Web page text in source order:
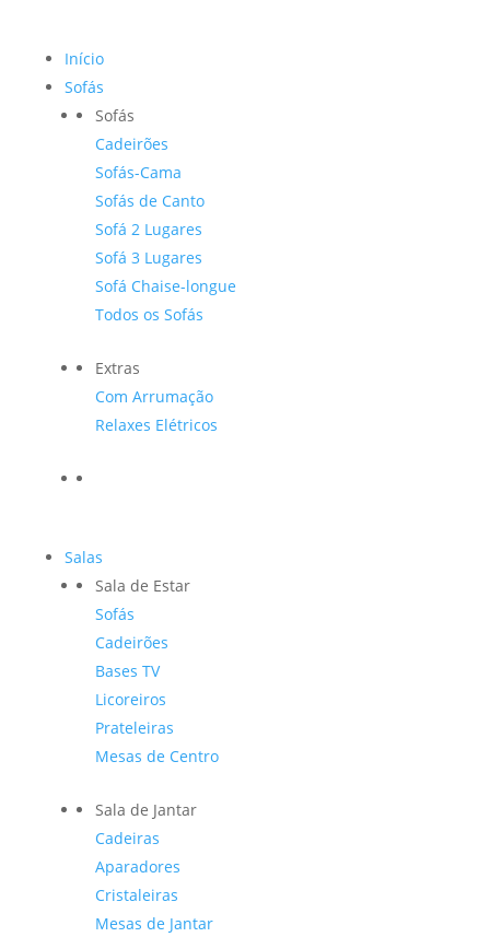
Início
Sofás
Sofás
Cadeirões
Sofás-Cama
Sofás de Canto
Sofá 2 Lugares
Sofá 3 Lugares
Sofá Chaise-longue
Todos os Sofás
Extras
Com Arrumação
Relaxes Elétricos
Salas
Sala de Estar
Sofás
Cadeirões
Bases TV
Licoreiros
Prateleiras
Mesas de Centro
Sala de Jantar
Cadeiras
Aparadores
Cristaleiras
Mesas de Jantar